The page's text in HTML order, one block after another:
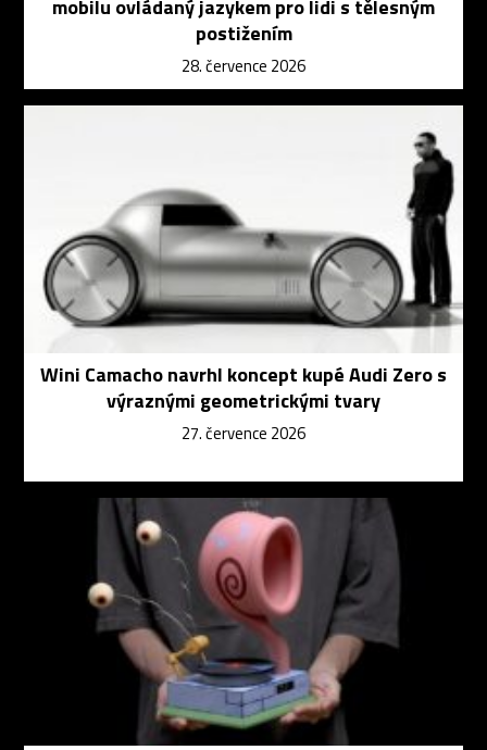
mobilu ovládaný jazykem pro lidi s tělesným
postižením
28. července 2026
Wini Camacho navrhl koncept kupé Audi Zero s
výraznými geometrickými tvary
27. července 2026